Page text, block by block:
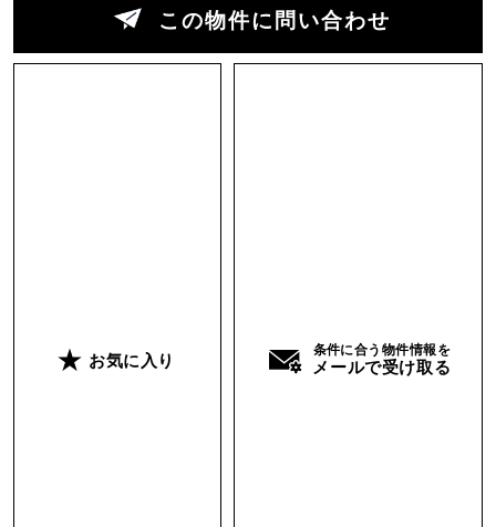
この物件に問い合わせ
お気に入り
条件に合う物件情報を
メールで受け取る